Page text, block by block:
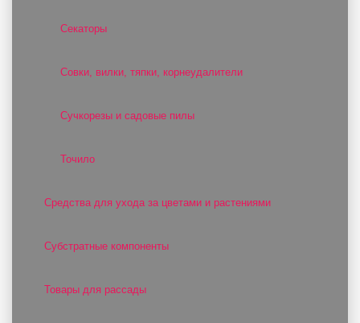
Секаторы
Совки, вилки, тяпки, корнеудалители
Сучкорезы и садовые пилы
Точило
Средства для ухода за цветами и растениями
Субстратные компоненты
Товары для рассады